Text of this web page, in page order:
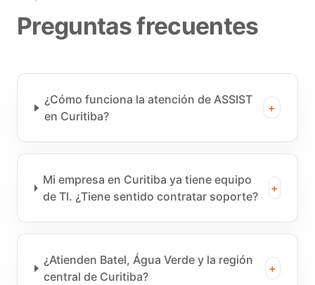
Preguntas frecuentes
¿Cómo funciona la atención de ASSIST
en Curitiba?
+
Mi empresa en Curitiba ya tiene equipo
de TI. ¿Tiene sentido contratar soporte?
+
¿Atienden Batel, Água Verde y la región
central de Curitiba?
+